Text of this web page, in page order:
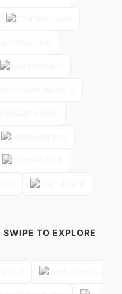
TO EXPLORE